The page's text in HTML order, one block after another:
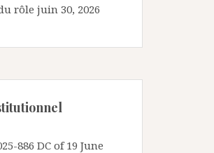
rôle juin 30, 2026
886 DC of 19 June